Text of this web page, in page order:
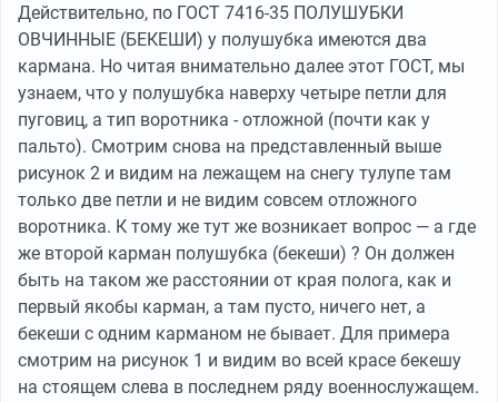
Действительно, по ГОСТ 7416-35 ПОЛУШУБКИ
ОВЧИННЫЕ (БЕКЕШИ) у полушубка имеются два
кармана. Но читая внимательно далее этот ГОСТ, мы
узнаем, что у полушубка наверху четыре петли для
пуговиц, а тип воротника - отложной (почти как у
пальто). Смотрим снова на представленный выше
рисунок 2 и видим на лежащем на снегу тулупе там
только две петли и не видим совсем отложного
воротника. К тому же тут же возникает вопрос — а где
же второй карман полушубка (бекеши) ? Он должен
быть на таком же расстоянии от края полога, как и
первый якобы карман, а там пусто, ничего нет, а
бекеши с одним карманом не бывает. Для примера
смотрим на рисунок 1 и видим во всей красе бекешу
на стоящем слева в последнем ряду военнослужащем.